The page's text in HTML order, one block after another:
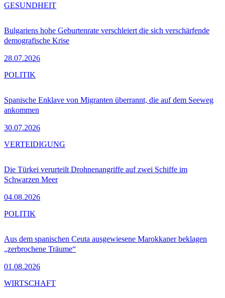
Bulgariens hohe Geburtenrate verschleiert die sich verschärfende
demografische Krise
28.07.2026
GESUNDHEIT
Spanische Enklave von Migranten überrannt, die auf dem Seeweg
ankommen
30.07.2026
POLITIK
Die Türkei verurteilt Drohnenangriffe auf zwei Schiffe im
Schwarzen Meer
04.08.2026
VERTEIDIGUNG
Aus dem spanischen Ceuta ausgewiesene Marokkaner beklagen
„zerbrochene Träume“
01.08.2026
POLITIK
WIRTSCHAFT